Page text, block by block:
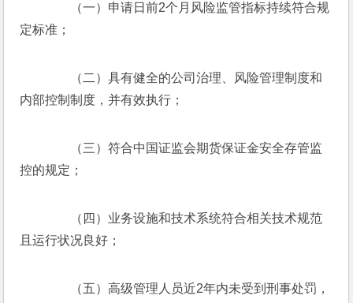
（一）申请日前2个月风险监管指标持续符合规
定标准；
（二）具有健全的公司治理、风险管理制度和
内部控制制度，并有效执行；
（三）符合中国证监会期货保证金安全存管监
控的规定；
（四）业务设施和技术系统符合相关技术规范
且运行状况良好；
（五）高级管理人员近2年内未受到刑事处罚，